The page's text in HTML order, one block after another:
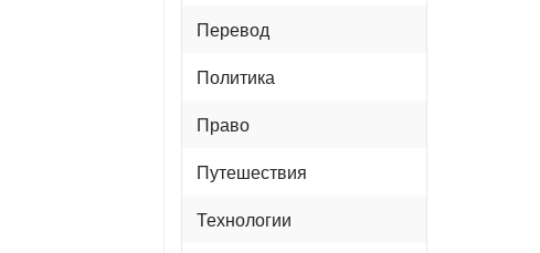
Перевод
Политика
Право
Путешествия
Технологии